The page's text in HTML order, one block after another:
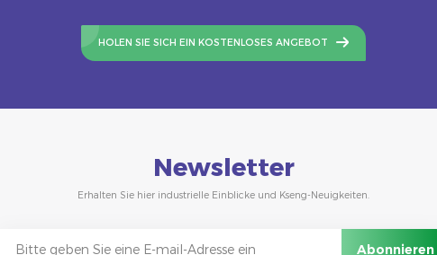
HOLEN SIE SICH EIN KOSTENLOSES ANGEBOT
Newsletter
Erhalten Sie hier industrielle Einblicke und Kseng-Neuigkeiten.